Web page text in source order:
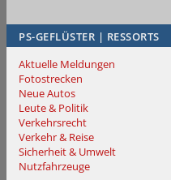
PS-GEFLÜSTER | RESSORTS
Aktuelle Meldungen
Fotostrecken
Neue Autos
Leute & Politik
Verkehrsrecht
Verkehr & Reise
Sicherheit & Umwelt
Nutzfahrzeuge